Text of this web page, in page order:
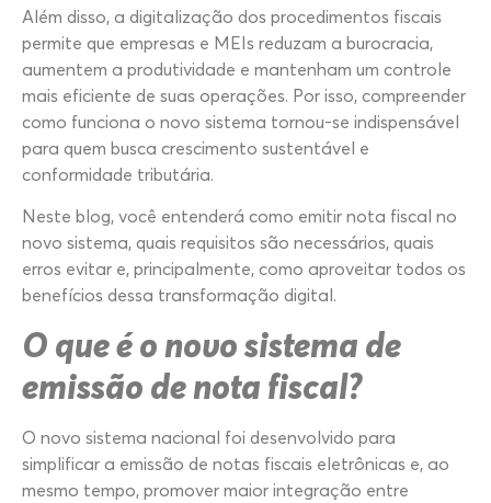
Além disso, a digitalização dos procedimentos fiscais
permite que empresas e MEIs reduzam a burocracia,
aumentem a produtividade e mantenham um controle
mais eficiente de suas operações. Por isso, compreender
como funciona o novo sistema tornou-se indispensável
para quem busca crescimento sustentável e
conformidade tributária.
Neste blog, você entenderá como emitir nota fiscal no
novo sistema, quais requisitos são necessários, quais
erros evitar e, principalmente, como aproveitar todos os
benefícios dessa transformação digital.
O que é o novo sistema de
emissão de nota fiscal?
O novo sistema nacional foi desenvolvido para
simplificar a emissão de notas fiscais eletrônicas e, ao
mesmo tempo, promover maior integração entre